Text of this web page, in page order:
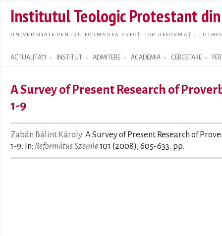
main
Institutul Teologic Protestant
UNIVERSITATE PENTRU FORMAREA PREOȚILOR REFORMAȚI,
ACTUALITĂȚI INSTITUT ADMITERE ACADEMIA CERCETARE
Search form
A Survey of Present Research of
1-9
Zabán Bálint Károly: A Survey of Present Research of
1-9. In: Református Szemle101 (2008), 605-633. pp.